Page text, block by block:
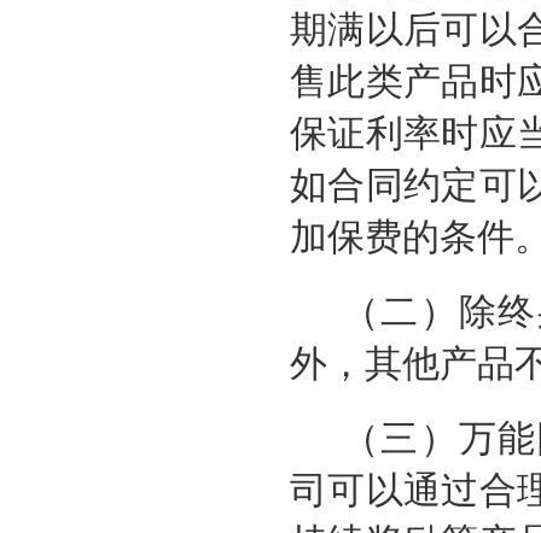
期满以后可以
售此类产品时
保证利率时应
如合同约定可
加保费的条件
（二）除
外，其他产品
（三）万
司可以通过合